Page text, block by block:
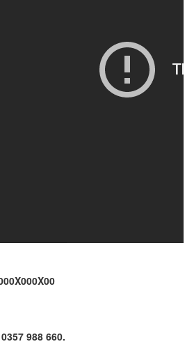
988 660.